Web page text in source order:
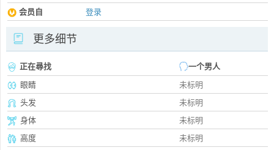
会员自
登录
更多细节
正在尋找
一个男人
眼睛
未标明
头发
未标明
身体
未标明
高度
未标明